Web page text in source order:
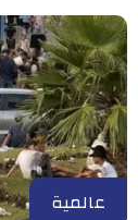
عالمية